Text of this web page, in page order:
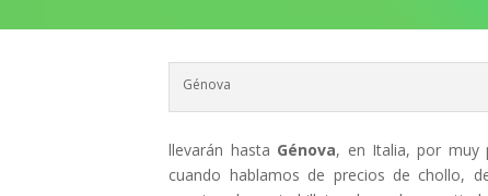
Génova
llevarán hasta Génova, en Italia, por muy
cuando hablamos de precios de chollo,